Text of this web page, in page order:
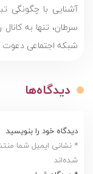
آشنایی با چگونگی
سرطان، تنها به
شبکه اجتماعی دعوت
دیدگاه‌ها
دیدگاه خود را بنویسید
* نشانی ایمیل شما
شده‌اند